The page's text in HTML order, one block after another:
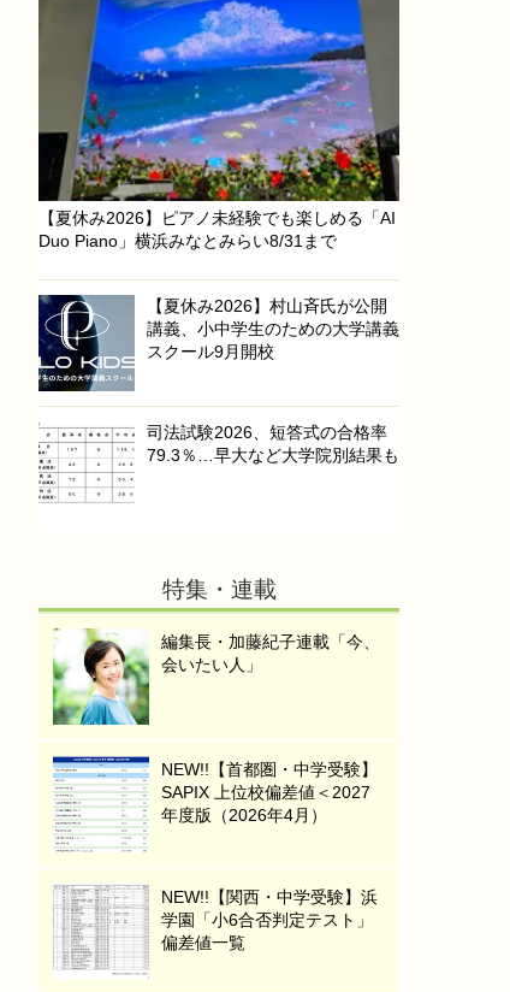
【夏休み2026】ピアノ未経験でも楽しめる「AI
Duo Piano」横浜みなとみらい8/31まで
【夏休み2026】村山斉氏が公開
講義、小中学生のための大学講義
スクール9月開校
司法試験2026、短答式の合格率
79.3％…早大など大学院別結果も
特集・連載
編集長・加藤紀子連載「今、
会いたい人」
NEW!!【首都圏・中学受験】
SAPIX 上位校偏差値＜2027
年度版（2026年4月）
NEW!!【関西・中学受験】浜
学園「小6合否判定テスト」
偏差値一覧